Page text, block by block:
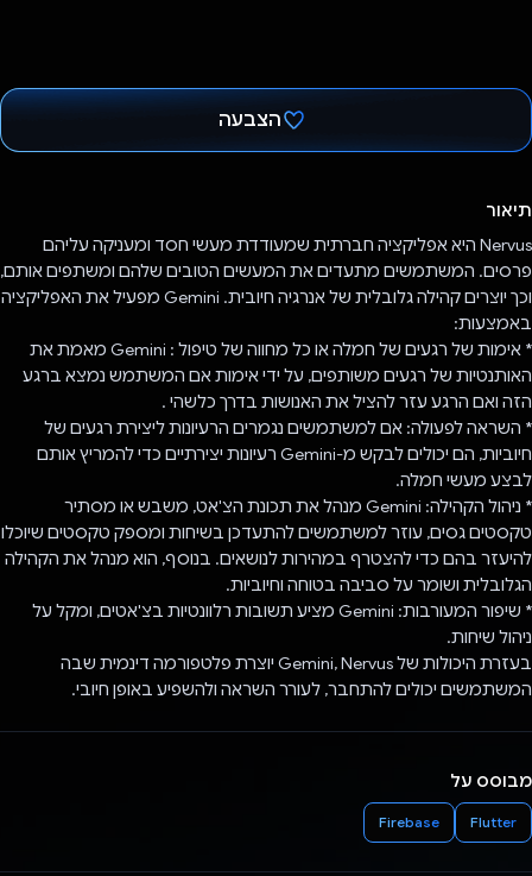
הצבעה
תיאור
Nervus היא אפליקציה חברתית שמעודדת מעשי חסד ומעניקה עליהם
פרסים. המשתמשים מתעדים את המעשים הטובים שלהם ומשתפים אותם,
וכך יוצרים קהילה גלובלית של אנרגיה חיובית. Gemini מפעיל את האפליקציה
באמצעות:
* אימות של רגעים של חמלה או כל מחווה של טיפול : Gemini מאמת את
האותנטיות של רגעים משותפים, על ידי אימות אם המשתמש נמצא ברגע
הזה ואם הרגע עזר להציל את האנושות בדרך כלשהי .
* השראה לפעולה: אם למשתמשים נגמרים הרעיונות ליצירת רגעים של
חיוביות, הם יכולים לבקש מ-Gemini רעיונות יצירתיים כדי להמריץ אותם
לבצע מעשי חמלה.
* ניהול הקהילה: Gemini מנהל את תכונת הצ'אט, משבש או מסתיר
טקסטים גסים, עוזר למשתמשים להתעדכן בשיחות ומספק טקסטים שיוכלו
להיעזר בהם כדי להצטרף במהירות לנושאים. בנוסף, הוא מנהל את הקהילה
הגלובלית ושומר על סביבה בטוחה וחיוביות.
* שיפור המעורבות: Gemini מציע תשובות רלוונטיות בצ'אטים, ומקל על
ניהול שיחות.
בעזרת היכולות של Gemini, Nervus יוצרת פלטפורמה דינמית שבה
המשתמשים יכולים להתחבר, לעורר השראה ולהשפיע באופן חיובי.
מבוסס על
Flutter
Firebase